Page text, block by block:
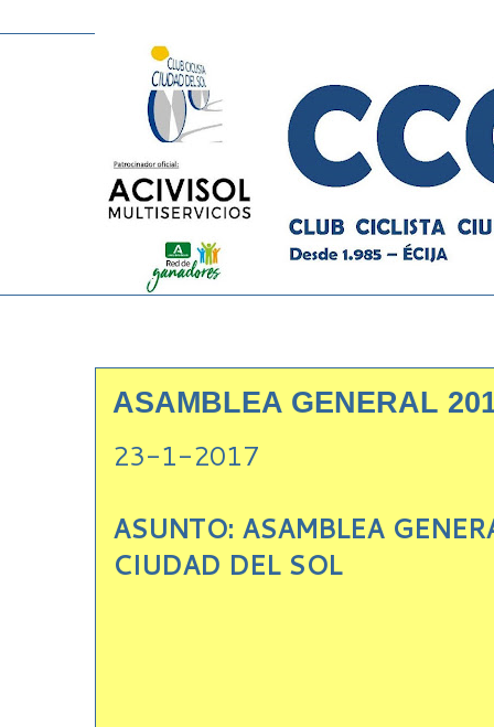
ASAMBLEA GENERAL
23-1-2017
ASUNTO: ASAMBLEA
CIUDAD DEL SOL